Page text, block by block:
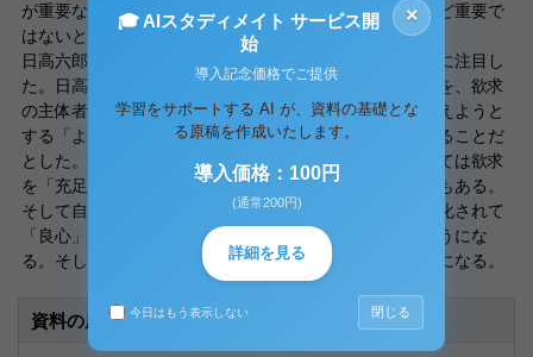
が重要なのであり、本質的にそうであるかどうかはさほど重要で
はないとさえ言える。
日高六郎はこういったパーソナリティの「二重的性格」に注目し
た。日高は人間のパーソナリティのもっとも顕著な特徴を、欲求
の主体者としての「真実の自己」と、周囲の期待にこたえようと
する「よそおえる自己」という相反する自己を持っていることだ
とした。社会的期待を寄せる他者は、真実の自己にとっては欲求
を「充足」させてくれる存在でもあり｢制限｣する存在でもある。
そして自己に寄せられる社会的期待は自我の内側に内面化されて
「良心」となり、それはやがて社会的期待に反逆するようにな
る。そして、やがて自己の行動の自律性を自覚するようになる。
資料の原本内容
×
🎓 AIスタディメイト サービス開
始
導入記念価格でご提供
学習をサポートする AI が、資料の基礎とな
る原稿を作成いたします。
導入価格：100円
(通常200円)
詳細を見る
今日はもう表示しない 閉じる